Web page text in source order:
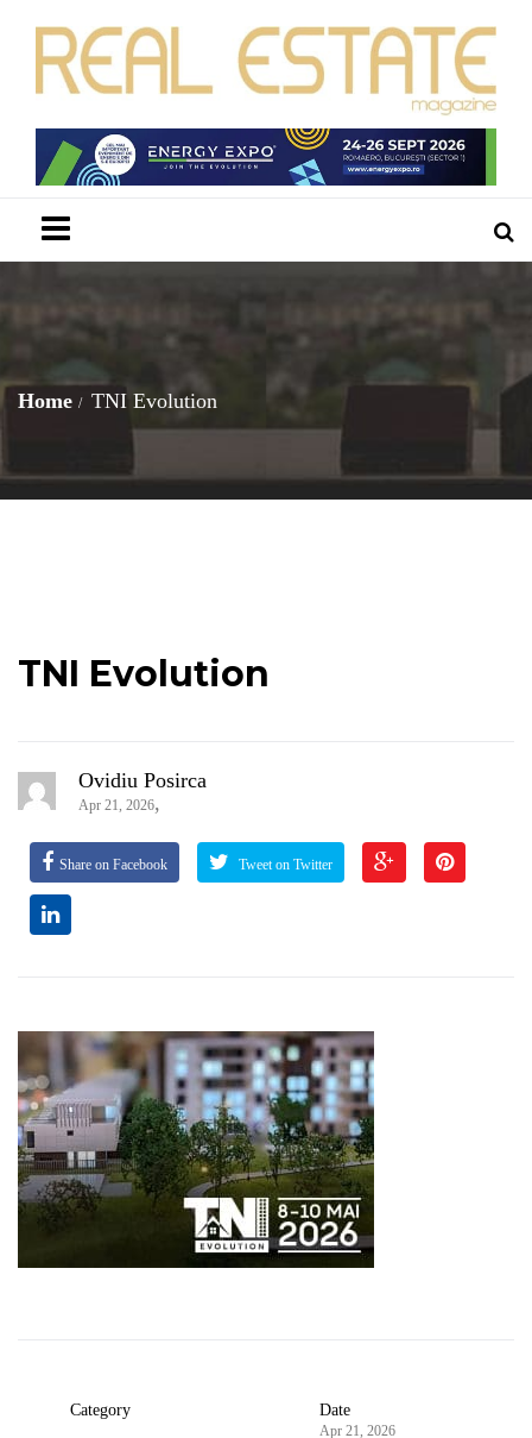
Home TNI Evolution
TNI Evolution
Ovidiu Posirca
Apr 21, 2026,
Share on Facebook Tweet on Twitter
Category Date
Apr 21, 2026